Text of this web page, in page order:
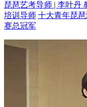
琵琶艺考导师 | 李叶丹
培训导师 十大青年琵
赛总冠军